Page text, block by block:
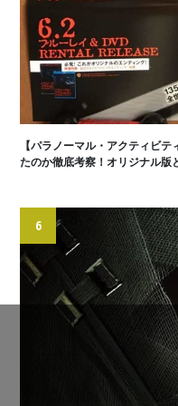
【パラノーマル・アクティビ
たのか徹底考察！オリジナル版
6